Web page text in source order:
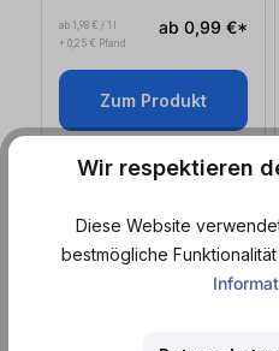
ab 1,98 € / 1 l
+ 0,25 € Pfand
ab 0,99 €*
Zum Produkt
Wir respektieren
Diese Website
bestmögliche